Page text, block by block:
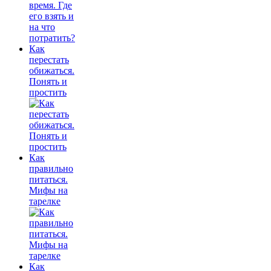
Как
перестать
обижаться.
Понять и
простить
Как
правильно
питаться.
Мифы на
тарелке
Как